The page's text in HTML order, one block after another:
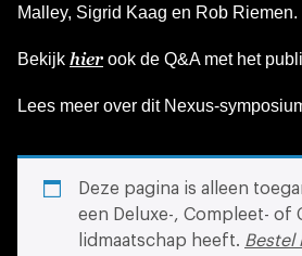
Malley, Sigrid Kaag en Rob Riemen.
Bekijk hier ook de Q&A met het
Lees meer over dit Nexus-
Deze pagina is alleen
een Deluxe-, Compleet- of
lidmaatschap heeft. Bestel